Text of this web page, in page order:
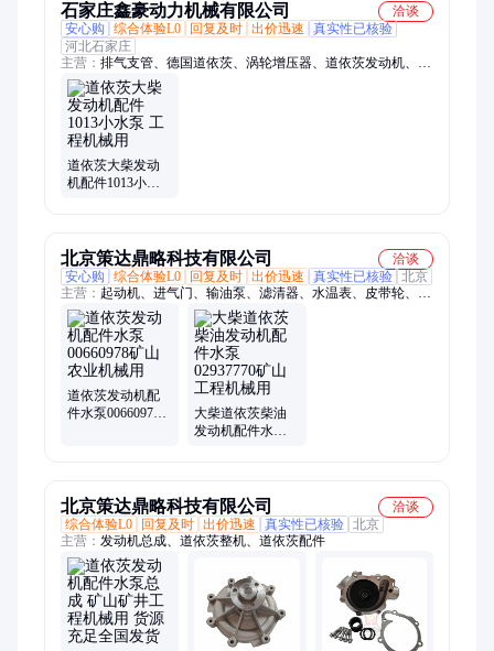
石家庄鑫豪动力机械有限公司
洽谈
安心购
综合体验L0 回复及时 出价迅速
真实性已核验
河北石家庄
主营： 排气支管、德国道依茨、涡轮增压器、道依茨发动机、柴
油发动机、道依茨发动机配件、道依茨发动机维修、水泵、道依
茨发动机水泵、原厂配件、燃油分配阀、风扇支撑体、机油散热
器、道依茨连杆、道依茨柴油机、曲轴、缸盖、单体泵、喷油
器、停车电磁铁、起动机、传感器、道依茨机油泵、912机油温
度传感器、1015喷油嘴
道依茨大柴发动
机配件1013小水
北京策达鼎略科技有限公司
洽谈
安心购
综合体验L0 回复及时 出价迅速 真实性已核验 北京
主营： 起动机、进气门、输油泵、滤清器、水温表、皮带轮、柴
油机、排气管、整机配、冷却器、发电机、螺塞管、电脑版、排
气门、电磁阀、执行器、单体泵、高压泵、继电器、液压泵、呼
吸器、涨紧轮、连杆瓦、增压器、喷油器
道依茨发动机配
件水泵00660978
大柴道依茨柴油
发动机配件水泵
北京策达鼎略科技有限公司
洽谈
综合体验L0
回复及时 出价迅速 真实性已核验 北京
主营： 发动机总成、道依茨整机、道依茨配件